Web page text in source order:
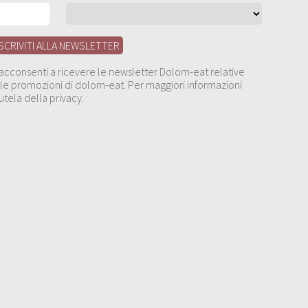
a ricevere le newsletter Dolom-eat relative
promozioni di dolom-eat. Per maggiori informazioni
della privacy.